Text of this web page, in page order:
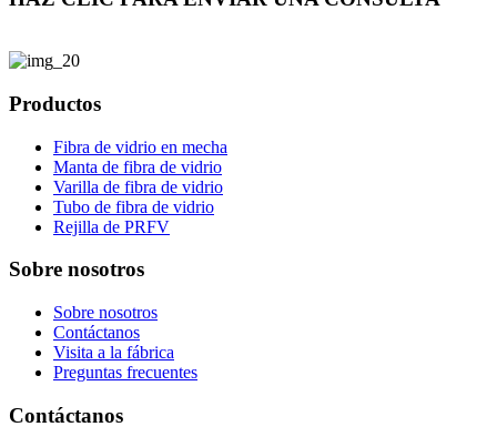
Productos
Fibra de vidrio en mecha
Manta de fibra de vidrio
Varilla de fibra de vidrio
Tubo de fibra de vidrio
Rejilla de PRFV
Sobre nosotros
Sobre nosotros
Contáctanos
Visita a la fábrica
Preguntas frecuentes
Contáctanos